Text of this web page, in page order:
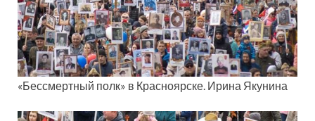
«Бессмертный полк» в Красноярске. Ирина Якунина